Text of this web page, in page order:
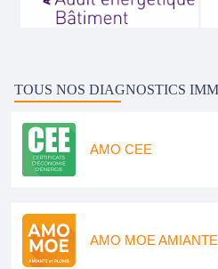
TOUS NOS DIAGNOSTICS
AMO CEE
AMO MOE